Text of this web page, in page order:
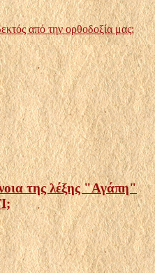
από την ορθοδοξία μας;
της λέξης "Αγάπη"